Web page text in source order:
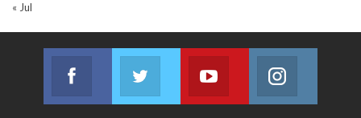
« Jul
Facebook
Join us on Facebook
Twitter
Join us on Twitter
Youtube
Join us on Youtube